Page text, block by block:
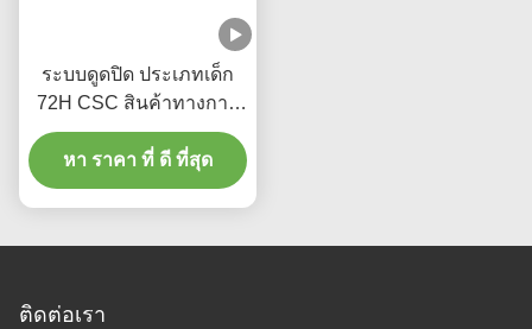
ระบบดูดปิด ประเภทเด็ก
72H CSC สินค้าทางการ
แพทย์ใช้ครั้งเดียว
หา ราคา ที่ ดี ที่สุด
ติดต่อเรา